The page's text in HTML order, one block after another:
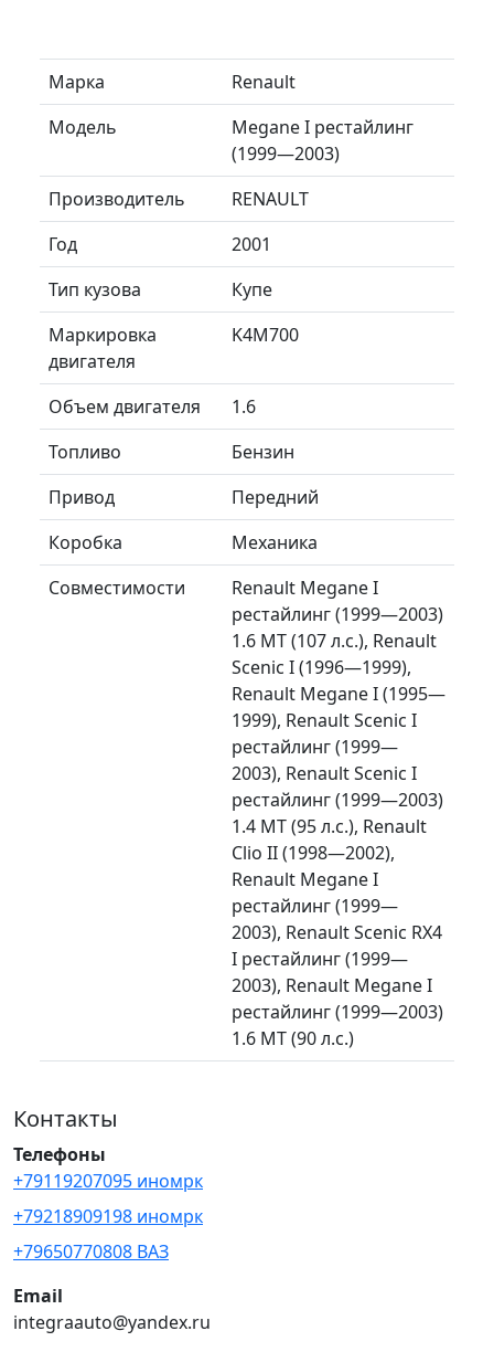
Марка
Renault
Модель
Megane I рестайлинг
(1999—2003)
Производитель
RENAULT
Год
2001
Тип кузова
Купе
Маркировка
двигателя
K4M700
Объем двигателя
1.6
Топливо
Бензин
Привод
Передний
Коробка
Механика
Совместимости
Renault Megane I
рестайлинг (1999—2003)
1.6 MT (107 л.с.), Renault
Scenic I (1996—1999),
Renault Megane I (1995—
1999), Renault Scenic I
рестайлинг (1999—
2003), Renault Scenic I
рестайлинг (1999—2003)
1.4 MT (95 л.с.), Renault
Clio II (1998—2002),
Renault Megane I
рестайлинг (1999—
2003), Renault Scenic RX4
I рестайлинг (1999—
2003), Renault Megane I
рестайлинг (1999—2003)
1.6 MT (90 л.с.)
Контакты
Телефоны
+79119207095 иномрк
+79218909198 иномрк
+79650770808 ВАЗ
Email
integraauto@yandex.ru